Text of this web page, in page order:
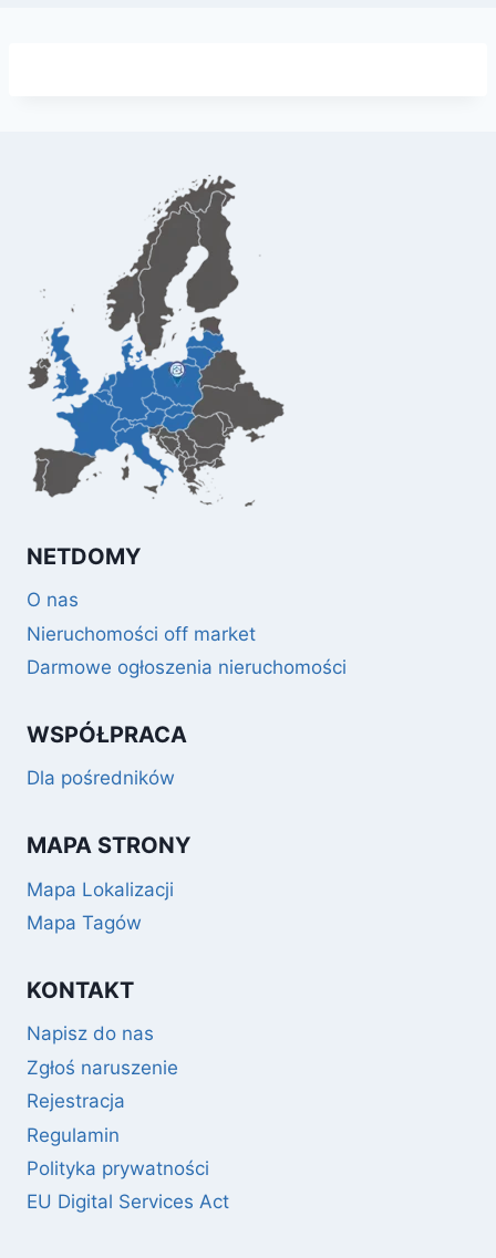
NETDOMY
O nas
Nieruchomości off market
Darmowe ogłoszenia nieruchomości
WSPÓŁPRACA
Dla pośredników
MAPA STRONY
Mapa Lokalizacji
Mapa Tagów
KONTAKT
Napisz do nas
Zgłoś naruszenie
Rejestracja
Regulamin
Polityka prywatności
EU Digital Services Act